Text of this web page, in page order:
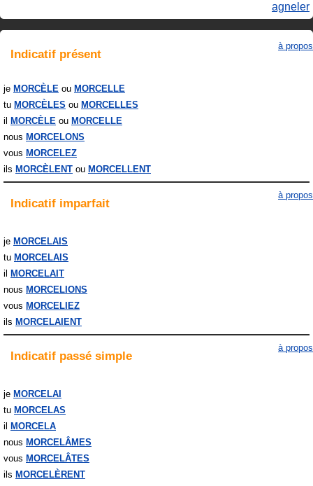
agneler
Indicatif présent
à propos
je MORCÈLE
MORCELLE
tu MORCÈLES
MORCELLES
il
MORCÈLE
MORCELLE
nous MORCELONS
vous MORCELEZ
ils MORCÈLENT MORCELLENT
Indicatif imparfait
à propos
je MORCELAIS
tu MORCELAIS
il
MORCELAIT
nous MORCELIONS
vous MORCELIEZ
ils MORCELAIENT
Indicatif passé simple
à propos
je MORCELAI
tu MORCELAS
il
MORCELA
nous MORCELÂMES
vous MORCELÂTES
ils MORCELÈRENT